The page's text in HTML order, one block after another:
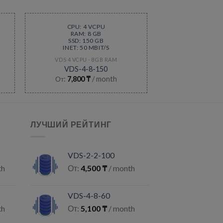
CPU: 4 VCPU
RAM: 8 GB
SSD: 150 GB
INET: 50 MBIT/S
VDS 4 VCPU - 8GB RAM
VDS-4-8-150
От: 7,800₸ / month
ЛУЧШИЙ РЕЙТИНГ
VDS-2-2-100
От: 4,500₸ / month
VDS-4-8-60
От: 5,100₸ / month